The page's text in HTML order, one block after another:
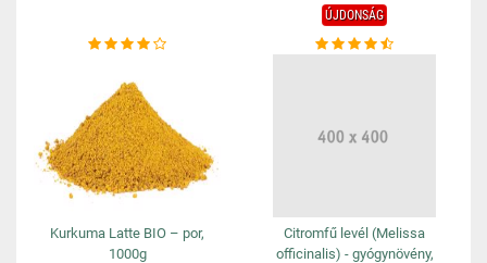
Kurkuma Latte BIO – por,
1000g
ÚJDONSÁG
Citromfű levél (Melissa
officinalis) - gyógynövény,